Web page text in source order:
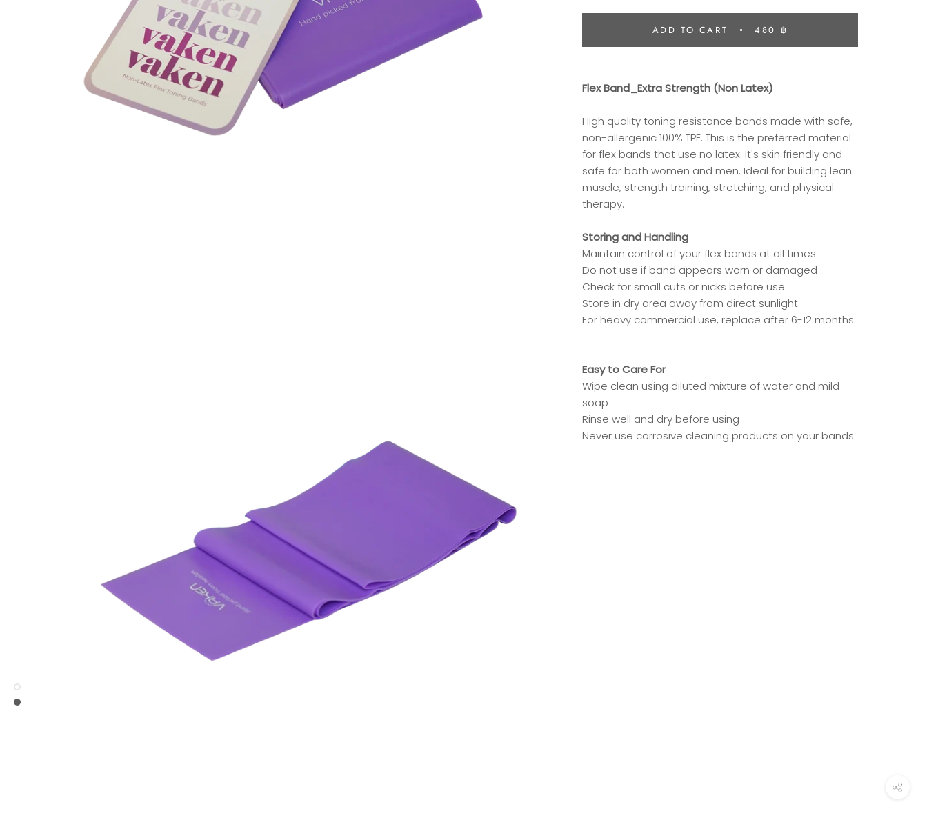
ADD TO CART 480 ฿
Flex Band_Extra Strength (Non Latex)
High quality toning resistance bands made with safe,
non-allergenic 100% TPE. This is the preferred material
for flex bands that use no latex. It's skin friendly and
safe for both women and men. Ideal for building lean
muscle, strength training, stretching, and physical
therapy.
Storing and Handling
Maintain control of your flex bands at all times
Do not use if band appears worn or damaged
Check for small cuts or nicks before use
Store in dry area away from direct sunlight
For heavy commercial use, replace after 6-12 months
Easy to Care For
Wipe clean using diluted mixture of water and mild
soap
Rinse well and dry before using
Never use corrosive cleaning products on your bands